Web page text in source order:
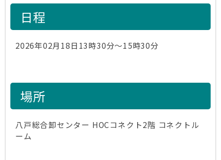
日程
2026年02月18日13時30分～15時30分
場所
八戸総合卸センター HOCコネクト2階 コネクトル
ーム